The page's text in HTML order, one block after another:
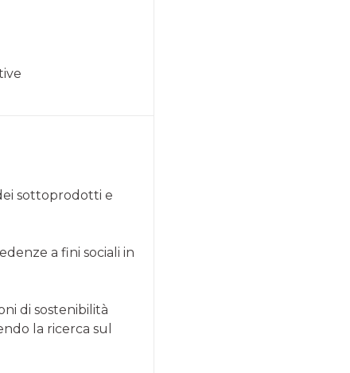
sottoprodotti e
a fini sociali in
di sostenibilità
la ricerca sul